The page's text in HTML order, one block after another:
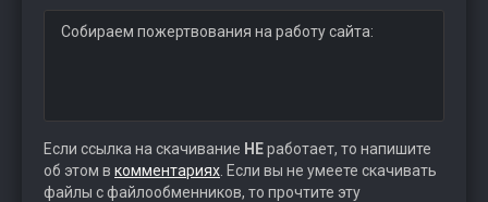
Собираем пожертвования на работу сайта:
Если ссылка на скачивание НЕработает, то напишите
об этом в комментариях . Если вы не умеете скачивать
файлы с файлообменников, то прочтите эту